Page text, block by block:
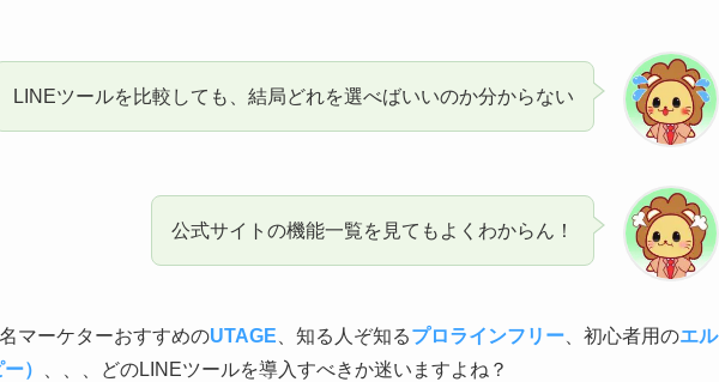
LINEツールを比較しても、結局どれを選べばいいのか分からない
公式サイトの機能一覧を見てもよくわからん！
マーケターおすすめのUTAGE 、知る人ぞ知るプロラインフリー 、初心者用のエル
） 、、、どのLINEツールを導入すべきか迷いますよね？